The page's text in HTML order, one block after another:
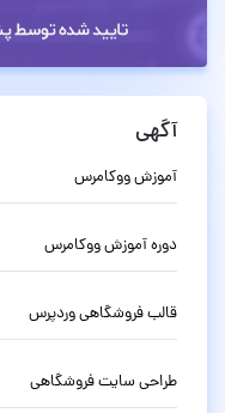
آگهی
آموزش ووکامرس
دوره آموزش ووکامرس
قالب فروشگاهی وردپرس
طراحی سایت فروشگاهی